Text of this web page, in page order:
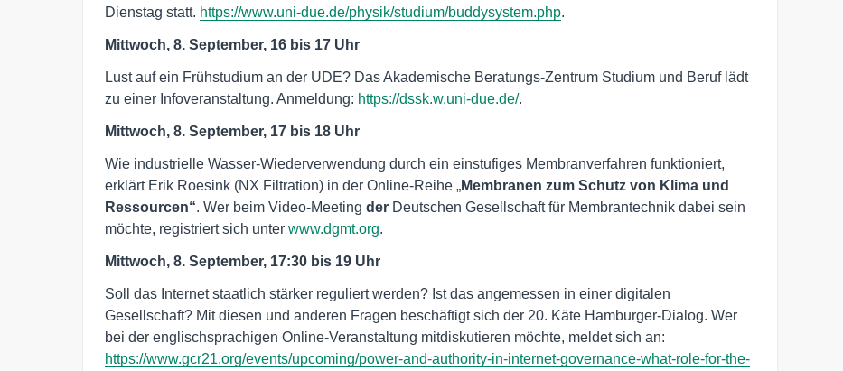
Dienstag statt. https://www.uni-due.de/physik/studium/buddysystem.php.
Mittwoch, 8. September, 16 bis 17 Uhr
Lust auf ein Frühstudium an der UDE? Das Akademische Beratungs-Zentrum Studium und Beruf lädt
zu einer Infoveranstaltung. Anmeldung: https://dssk.w.uni-due.de/.
Mittwoch, 8. September, 17 bis 18 Uhr
Wie industrielle Wasser-Wiederverwendung durch ein einstufiges Membranverfahren funktioniert,
erklärt Erik Roesink (NX Filtration) in der Online-Reihe „Membranen zum Schutz von Klima und
Ressourcen“. Wer beim Video-Meeting der Deutschen Gesellschaft für Membrantechnik dabei sein
möchte, registriert sich unter www.dgmt.org.
Mittwoch, 8. September, 17:30 bis 19 Uhr
Soll das Internet staatlich stärker reguliert werden? Ist das angemessen in einer digitalen
Gesellschaft? Mit diesen und anderen Fragen beschäftigt sich der 20. Käte Hamburger-Dialog. Wer
bei der englischsprachigen Online-Veranstaltung mitdiskutieren möchte, meldet sich an:
https://www.gcr21.org/events/upcoming/power-and-authority-in-internet-governance-what-role-for-the-